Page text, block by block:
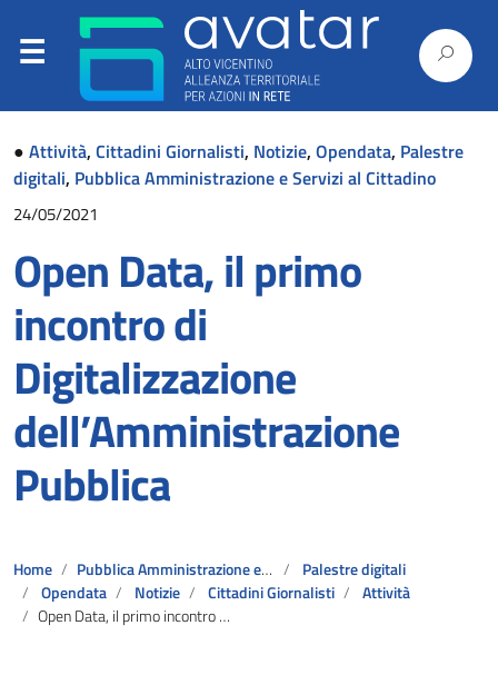
● Attività, Cittadini Giornalisti, Notizie, Opendata, Palestre
digitali, Pubblica Amministrazione e Servizi al Cittadino
24/05/2021
Open Data, il primo
incontro di
Digitalizzazione
dell’Amministrazione
Pubblica
Home Pubblica Amministrazione e Servizi al Cittadino
Palestre digitali
Opendata
Notizie Cittadini Giornalisti
Attività
Open Data, il primo incontro di Digitalizzazione dell’Amministrazione Pubblica